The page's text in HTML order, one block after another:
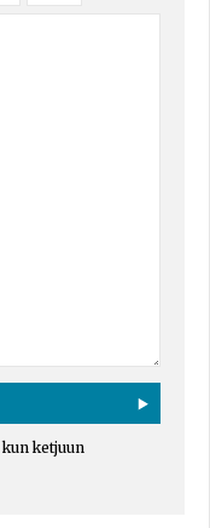
ketjuun